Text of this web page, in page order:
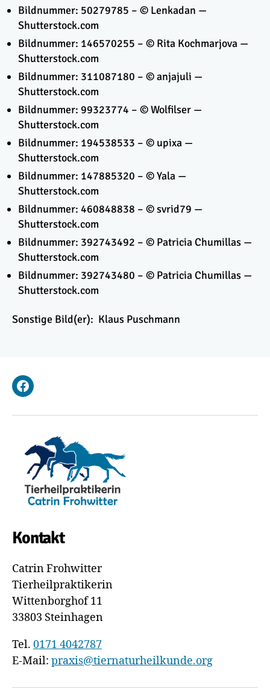
Bildnummer: 50279785 – © Lenkadan —
Shutterstock.com
Bildnummer: 146570255 – © Rita Kochmarjova —
Shutterstock.com
Bildnummer: 311087180 – © anjajuli —
Shutterstock.com
Bildnummer: 99323774 – © Wolfilser —
Shutterstock.com
Bildnummer: 194538533 – © upixa —
Shutterstock.com
Bildnummer: 147885320 – © Yala —
Shutterstock.com
Bildnummer: 460848838 – © svrid79 —
Shutterstock.com
Bildnummer: 392743492 – © Patricia Chumillas —
Shutterstock.com
Bildnummer: 392743480 – © Patricia Chumillas —
Shutterstock.com
Sonstige Bild(er): Klaus Puschmann
Facebook
Kontakt
Catrin Frohwitter
Tierheilpraktikerin
Wittenborghof 11
33803 Steinhagen
Tel. 0171 4042787
E-Mail: praxis@tiernaturheilkunde.org